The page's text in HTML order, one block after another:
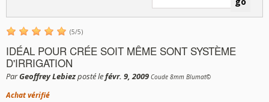
(5/5)
IDÉAL POUR CRÉE SOIT MÊME SONT SYSTÈME
D'IRRIGATION
ParGeoffrey Lebiezposté lefévr. 9, 2009 Coude 8mm Blumat©
Achat vérifié